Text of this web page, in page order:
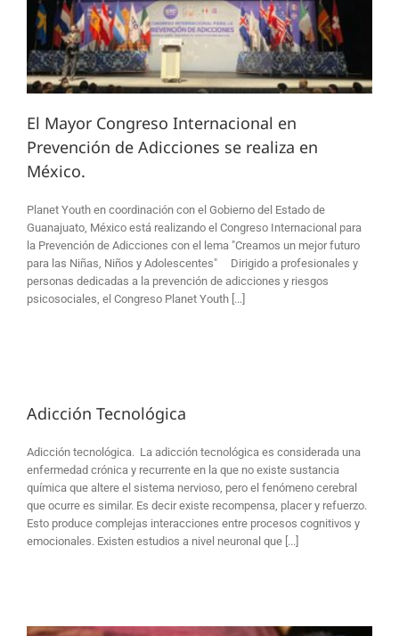
El Mayor Congreso Internacional en
Prevención de Adicciones se realiza en
México.
Planet Youth en coordinación con el Gobierno del Estado de
Guanajuato, México está realizando el Congreso Internacional para
la Prevención de Adicciones con el lema "Creamos un mejor futuro
para las Niñas, Niños y Adolescentes" Dirigido a profesionales y
personas dedicadas a la prevención de adicciones y riesgos
psicosociales, el Congreso Planet Youth [...]
Adicción Tecnológica
Adicción tecnológica. La adicción tecnológica es considerada una
enfermedad crónica y recurrente en la que no existe sustancia
química que altere el sistema nervioso, pero el fenómeno cerebral
que ocurre es similar. Es decir existe recompensa, placer y refuerzo.
Esto produce complejas interacciones entre procesos cognitivos y
emocionales. Existen estudios a nivel neuronal que [...]